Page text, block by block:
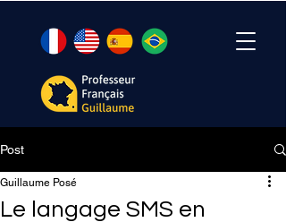
Post
Le langage SMS en
Guillaume Posé